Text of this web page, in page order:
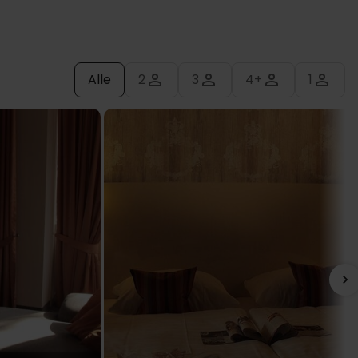
Alle 2 3 4+ 1